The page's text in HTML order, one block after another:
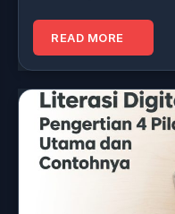
READ MORE